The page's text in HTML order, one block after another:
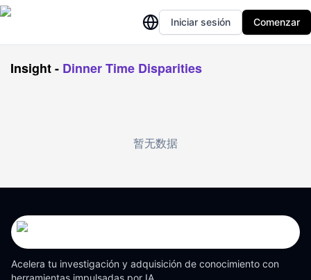
Iniciar sesión Comenzar
Insight- Dinner Time Disparities
暂无数据
Acelera tu investigación y adquisición de conocimiento con
herramientas impulsadas por IA